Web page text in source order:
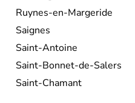
Ruynes-en-Margeride
Saignes
Saint-Antoine
Saint-Bonnet-de-Salers
Saint-Chamant